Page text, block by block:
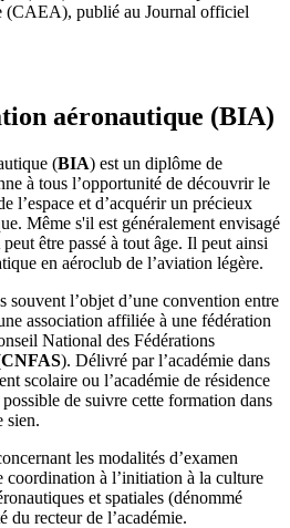
(CAEA), publié au Journal officiel
aéronautique (BIA)
(BIA) est un diplôme de
à tous l’opportunité de découvrir le
l’espace et d’acquérir un précieux
Même s'il est généralement envisagé
être passé à tout âge. Il peut ainsi
en aéroclub de l’aviation légère.
souvent l’objet d’une convention entre
association affiliée à une fédération
National des Fédérations
CNFAS). Délivré par l’académie dans
scolaire ou l’académie de résidence
de suivre cette formation dans
sien.
les modalités d’examen
coordination à l’initiation à la culture
et spatiales (dénommé
du recteur de l’académie.